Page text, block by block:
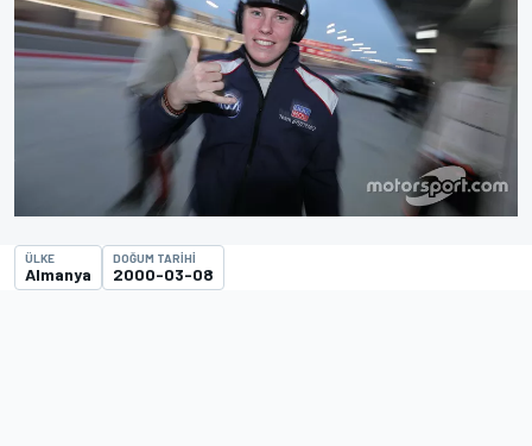
ÜLKE
Almanya
DOĞUM TARIHI
2000-03-08